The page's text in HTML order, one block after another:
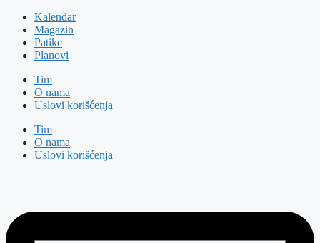
Kalendar
Magazin
Patike
Planovi
Tim
O nama
Uslovi korišćenja
Tim
O nama
Uslovi korišćenja